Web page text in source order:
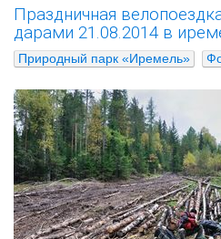
Праздничная
дарами 21.08.2014 в
Природный парк «Иремель»